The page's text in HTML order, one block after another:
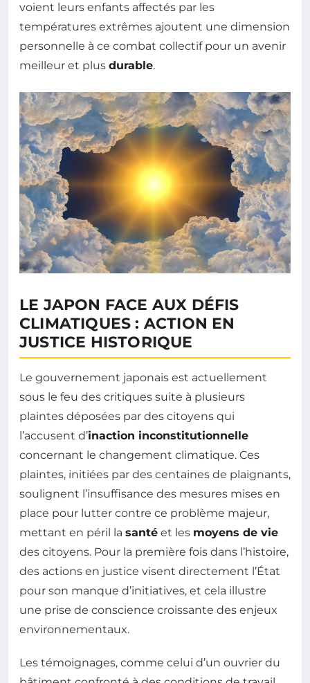
voient leurs enfants affectés par les
températures extrêmes ajoutent une dimension
personnelle à ce combat collectif pour un avenir
meilleur et plus durable.
LE JAPON FACE AUX DÉFIS
CLIMATIQUES : ACTION EN
JUSTICE HISTORIQUE
Le gouvernement japonais est actuellement
sous le feu des critiques suite à plusieurs
plaintes déposées par des citoyens qui
l’accusent d’inaction inconstitutionnelle
concernant le changement climatique. Ces
plaintes, initiées par des centaines de plaignants,
soulignent l’insuffisance des mesures mises en
place pour lutter contre ce problème majeur,
mettant en péril la santé et les moyens de vie
des citoyens. Pour la première fois dans l’histoire,
des actions en justice visent directement l’État
pour son manque d’initiatives, et cela illustre
une prise de conscience croissante des enjeux
environnementaux.
Les témoignages, comme celui d’un ouvrier du